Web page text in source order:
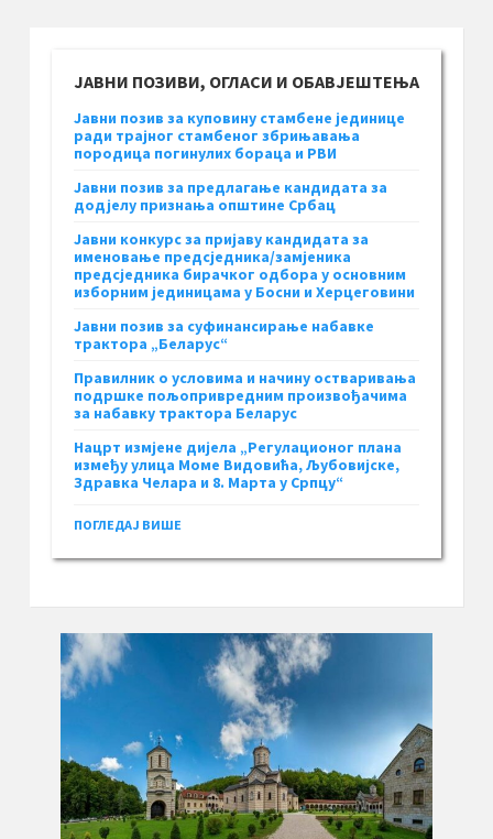
ЈАВНИ ПОЗИВИ, ОГЛАСИ И ОБАВЈЕШТЕЊА
Јавни позив за куповину стамбене јединице
ради трајног стамбеног збрињавања
породица погинулих бораца и РВИ
Јавни позив за предлагање кандидата за
додјелу признања општине Србац
Јавни конкурс за пријаву кандидата за
именовање предсједника/замјеника
предсједника бирачког одбора у основним
изборним јединицама у Босни и Херцеговини
Јавни позив за суфинансирање набавке
трактора „Беларус“
Правилник о условима и начину остваривања
подршке пољопривредним произвођачима
за набавку трактора Беларус
Нацрт измјене дијела „Регулационог плана
између улица Моме Видовића, Љубовијске,
Здравка Челара и 8. Марта у Српцу“
ПОГЛЕДАЈ ВИШЕ